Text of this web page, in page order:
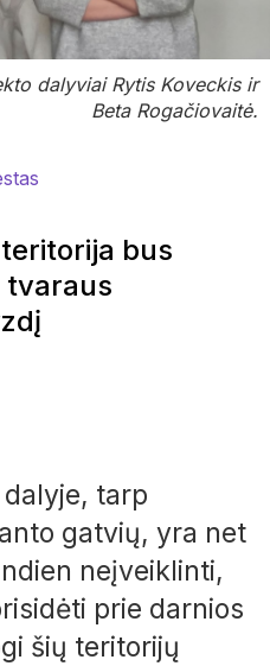
dalyviai Rytis Koveckis ir
Beta Rogačiovaitė.
bus
tvaraus
tarp
gatvių, yra net
neįveiklinti,
prie darnios
šių teritorijų